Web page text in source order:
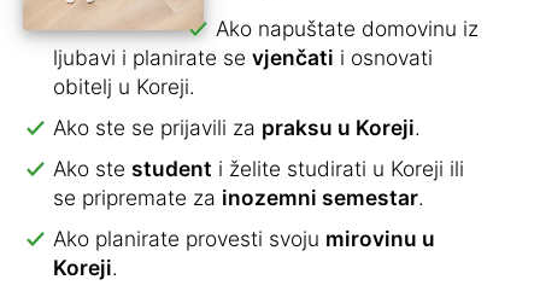
Ako napuštate domovinu iz
ljubavi i planirate se vjenčati i osnovati
obitelj u Koreji.
Ako ste se prijavili za praksu u Koreji.
Ako ste student i želite studirati u Koreji ili
se pripremate za inozemni semestar.
Ako planirate provesti svoju mirovinu u
Koreji.